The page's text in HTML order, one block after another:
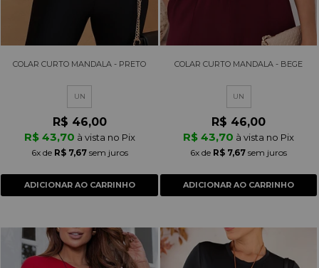
COLAR CURTO MANDALA - PRETO
UN
R$ 46,00
R$ 43,70 à vista no Pix
6xde R$ 7,67sem juros
ADICIONAR AO CARRINHO
COLAR CURTO MANDALA - BEGE
UN
R$ 46,00
R$ 43,70 à vista no Pix
6x de R$ 7,67 sem juros
ADICIONAR AO CARRINHO